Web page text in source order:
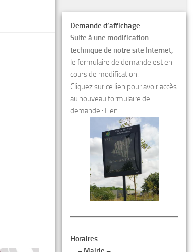
Demande d’affichage
Suite à une modification
technique de notre site Internet,
le formulaire de demande est en
cours de modification.
Cliquez sur ce lien pour avoir accès
au nouveau formulaire de
demande : Lien
Horaires